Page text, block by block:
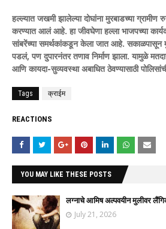
हल्ल्यात जखमी झालेल्या दोघांना मुरबाडच्या ग्रामीण
करण्यात आलं आहे. हा जीवघेणा हल्ला भाजपच्या
सांबरेंच्या समर्थकांकडून केला जात आहे. सकाळपासून
पडलं, पण दुपारनंतर तणाव निर्माण झाला. यामुळे
आणि कायदा-सुव्यवस्था अबाधित ठेवण्यासाठी
Tags क्राईम
REACTIONS
YOU MAY LIKE THESE POSTS
लग्नाचे आमिष अल्पवयीन मुलीवर
July 21, 2026